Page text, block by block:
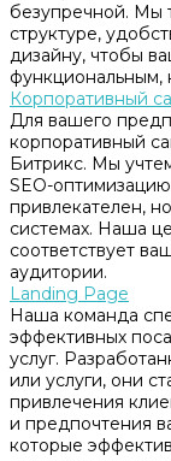
безупречной. Мы
структуре,
дизайну, чтобы
функциональным,
Корпоративный
Для вашего
корпоративный
Битрикс. Мы
SEO-
привлекателен,
системах. Наша
соответствует
аудитории.
Landing Page
Наша команда
эффективных
услуг.
или услуги, они
привлечения
и предпочтения
которые